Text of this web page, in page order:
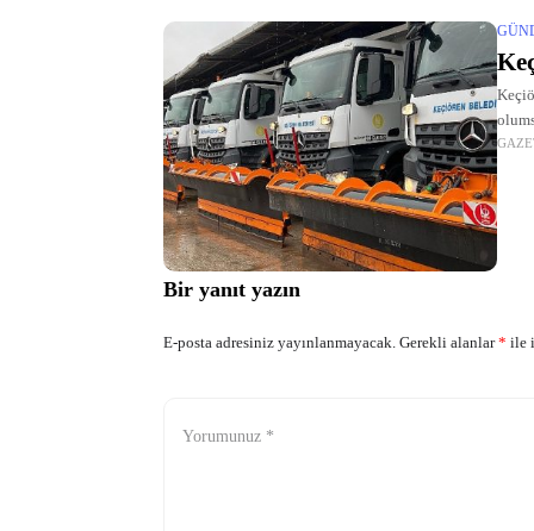
Bir yanıt yazın
E-posta adresiniz yayınlanmayacak. Gerekli alanlar* ile